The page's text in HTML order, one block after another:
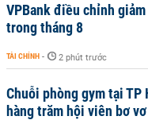
VPBank điều chỉnh
trong tháng 8
TÀI CHÍNH - 2 phút trước
Chuỗi phòng gym tại TP
hàng trăm hội viên bơ vơ